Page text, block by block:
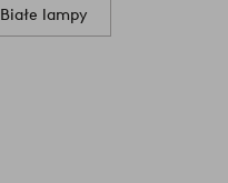
Białe lampy